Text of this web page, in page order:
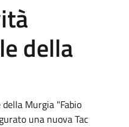
della
Murgia "Fabio
una nuova Tac